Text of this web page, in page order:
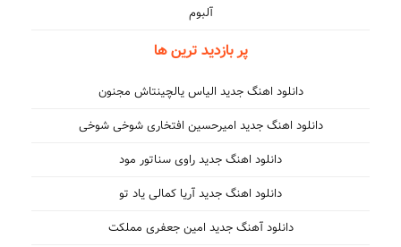
آلبوم
پر بازدید ترین ها
دانلود اهنگ جدید الیاس یالچینتاش مجنون
دانلود اهنگ جدید امیرحسین افتخاری شوخی شوخی
دانلود اهنگ جدید راوی سناتور مود
دانلود اهنگ جدید آریا کمالی یاد تو
دانلود آهنگ جدید امین جعفری مملکت